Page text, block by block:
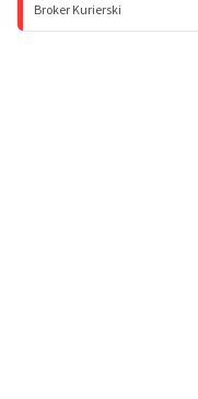
Broker Kurierski